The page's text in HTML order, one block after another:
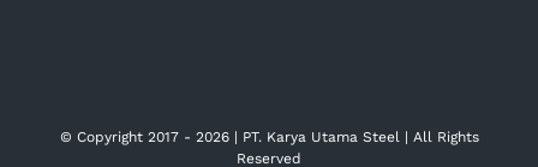
© Copyright 2017 - 2026 | PT. Karya Utama Steel | All Rights
Reserved